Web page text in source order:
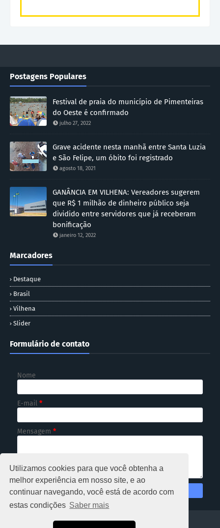
Utilizamos cookies para que você obtenha a
melhor experiência em nosso site, e ao
continuar navegando, você está de acordo com
estas condições Saber mais
Postagens Populares
Festival de praia do município de Pimenteiras
do Oeste é confirmado
julho 27, 2022
Grave acidente nesta manhã entre Santa Luzia
e São Felipe, um óbito foi registrado
agosto 18, 2021
GANÂNCIA EM VILHENA: Vereadores sugerem
que R$ 1 milhão de dinheiro público seja
dividido entre servidores que já receberam
bonificação
janeiro 12, 2022
Marcadores
Destaque
Brasil
Vilhena
Slider
Formulário de contato
Nome
E-mail *
Mensagem *